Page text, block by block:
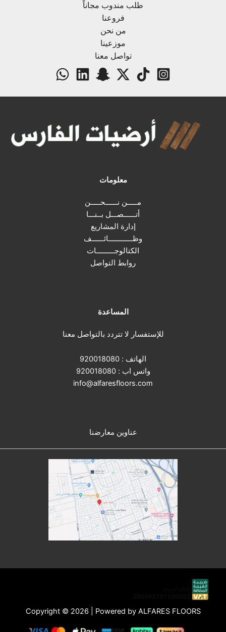
طلب مندوب مجاناً
فروعنا
من نحن
موزعينا
تواصل معنا
معلومات
مـــــن نــــــحـــــن
أتــــــصـــل بــنـــا
إدارة المشاريع
وظــــــــــــائــــــف
الكتالوجـــــــــات
روابط التواصل
المساعدة
للإستفسار لا تتردد بالتواصل معنا
الهاتف : 920018080
واتس اب :920018080
info@alfaresfloors.com
عناوين معارضنا
Copyright © 2026 | Powered by ALFARES FLOORS